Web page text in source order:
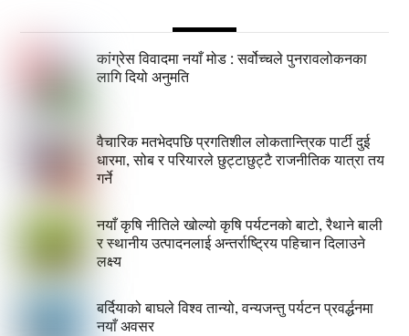
कांग्रेस विवादमा नयाँ मोड : सर्वोच्चले पुनरावलोकनका
लागि दियो अनुमति
वैचारिक मतभेदपछि प्रगतिशील लोकतान्त्रिक पार्टी दुई
धारमा, सोब र परियारले छुट्टाछुट्टै राजनीतिक यात्रा तय
गर्ने
नयाँ कृषि नीतिले खोल्यो कृषि पर्यटनको बाटो, रैथाने बाली
र स्थानीय उत्पादनलाई अन्तर्राष्ट्रिय पहिचान दिलाउने
लक्ष्य
बर्दियाको बाघले विश्व तान्यो, वन्यजन्तु पर्यटन प्रवर्द्धनमा
नयाँ अवसर